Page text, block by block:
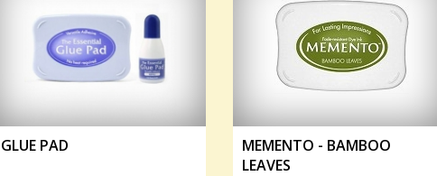
GLUE PAD
MEMENTO - BAMBOO
LEAVES